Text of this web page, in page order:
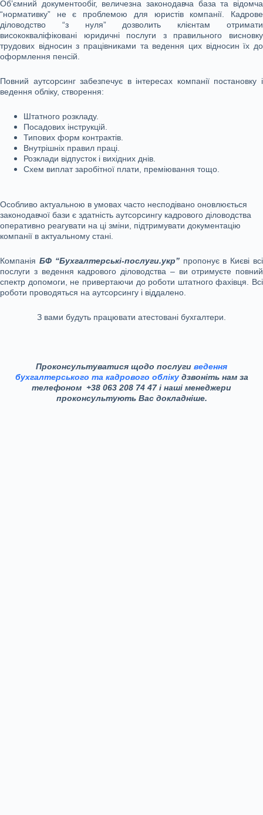
Об’ємний документообіг, величезна законодавча база та відомча
“нормативку” не є проблемою для юристів компанії. Кадрове
діловодство “з нуля” дозволить клієнтам отримати
висококваліфіковані юридичні послуги з правильного висновку
трудових відносин з працівниками та ведення цих відносин їх до
оформлення пенсій.
Повний аутсорсинг забезпечує в інтересах компанії постановку і
ведення обліку, створення:
Штатного розкладу.
Посадових інструкцій.
Типових форм контрактів.
Внутрішніх правил праці.
Розклади відпусток і вихідних днів.
Схем виплат заробітної плати, преміювання тощо.
Особливо актуальною в умовах часто несподівано оновлюється
законодавчої бази є здатність аутсорсингу кадрового діловодства
оперативно реагувати на ці зміни, підтримувати документацію
компанії в актуальному стані.
Компанія БФ “Бухгалтерські-послуги.укр”пропонує в Києві всі
послуги з ведення кадрового діловодства – ви отримуєте повний
спектр допомоги, не привертаючи до роботи штатного фахівця. Всі
роботи проводяться на аутсорсингу і віддалено.
З вами будуть працювати атестовані бухгалтери.
Проконсультуватися щодо послуги ведення
бухгалтерського та кадрового облікудзвоніть нам за
телефоном +38 063 208 74 47 і наші менеджери
проконсультують Вас докладніше.